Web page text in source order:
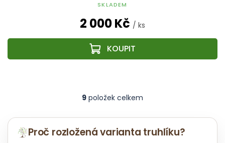
SKLADEM
2 000 Kč / ks
O
l
á
9 položek celkem
Proč rozložená varianta truhlíku?